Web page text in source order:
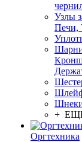
Узлы
Печи,
+
Оргтехника